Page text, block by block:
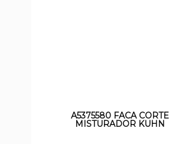
A5375580 FACA CORTE
MISTURADOR KUHN